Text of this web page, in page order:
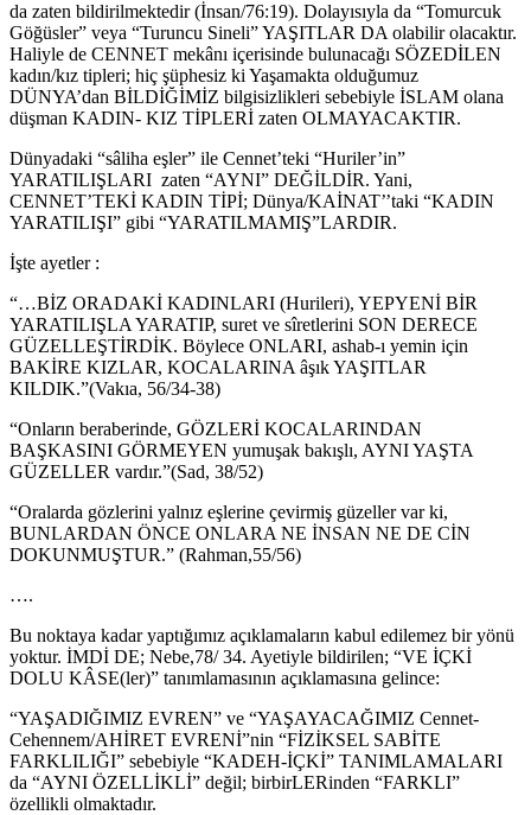
da zaten bildirilmektedir (İnsan/76:19). Dolayısıyla da “Tomurcuk
Göğüsler” veya “Turuncu Sineli” YAŞITLAR DA olabilir olacaktır.
Haliyle de CENNET mekânı içerisinde bulunacağı SÖZEDİLEN
kadın/kız tipleri; hiç şüphesiz ki Yaşamakta olduğumuz
DÜNYA’dan BİLDİĞİMİZ bilgisizlikleri sebebiyle İSLAM olana
düşman KADIN- KIZ TİPLERİ zaten OLMAYACAKTIR.
Dünyadaki “sâliha eşler” ile Cennet’teki “Huriler’in”
YARATILIŞLARI zaten “AYNI” DEĞİLDİR. Yani,
CENNET’TEKİ KADIN TİPİ; Dünya/KAİNAT’’taki “KADIN
YARATILIŞI” gibi “YARATILMAMIŞ”LARDIR.
İşte ayetler :
“…BİZ ORADAKİ KADINLARI (Hurileri), YEPYENİ BİR
YARATILIŞLA YARATIP, suret ve sîretlerini SON DERECE
GÜZELLEŞTİRDİK. Böylece ONLARI, ashab-ı yemin için
BAKİRE KIZLAR, KOCALARINA âşık YAŞITLAR
KILDIK.”(Vakıa, 56/34-38)
“Onların beraberinde, GÖZLERİ KOCALARINDAN
BAŞKASINI GÖRMEYEN yumuşak bakışlı, AYNI YAŞTA
GÜZELLER vardır.”(Sad, 38/52)
“Oralarda gözlerini yalnız eşlerine çevirmiş güzeller var ki,
BUNLARDAN ÖNCE ONLARA NE İNSAN NE DE CİN
DOKUNMUŞTUR.” (Rahman,55/56)
….
Bu noktaya kadar yaptığımız açıklamaların kabul edilemez bir yönü
yoktur. İMDİ DE; Nebe,78/ 34. Ayetiyle bildirilen; “VE İÇKİ
DOLU KÂSE(ler)” tanımlamasının açıklamasına gelince:
“YAŞADIĞIMIZ EVREN” ve “YAŞAYACAĞIMIZ Cennet-
Cehennem/AHİRET EVRENİ”nin “FİZİKSEL SABİTE
FARKLILIĞI” sebebiyle “KADEH-İÇKİ” TANIMLAMALARI
da “AYNI ÖZELLİKLİ” değil; birbirLERinden “FARKLI”
özellikli olmaktadır.